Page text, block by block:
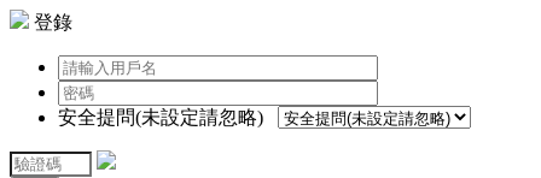
登錄
安全提問(未設定請忽略)